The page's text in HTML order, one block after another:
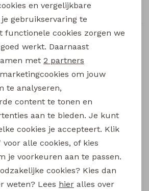
Stefan men Z10724 heren bermuda Greyblue
Stonecast
17,50
Sale
Stonecast
15,00 29,99
en vergelijkbare
gebruikservaring te
functionele cookies zorgen we
werkt. Daarnaast
met 2 partners
om jouw
te analyseren,
content te tonen en
aan te bieden. Je kunt
cookies je accepteert. Klik
alle cookies, of kies
je voorkeuren aan te passen.
cookies? Kies dan
weten? Lees hier alles over